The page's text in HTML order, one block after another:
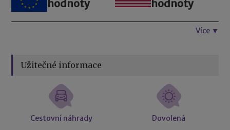
hodnoty hodnoty
Více ▼
Užitečné informace
Cestovní náhrady Dovolená